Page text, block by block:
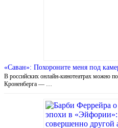
«Саван»: Похороните меня под
В российских онлайн-кинотеатрах можно
Кроненберга — …